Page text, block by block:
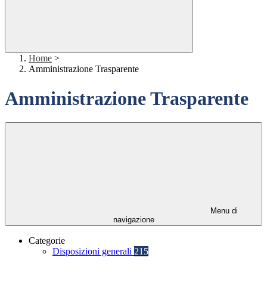
Home >
Amministrazione Trasparente
Amministrazione Trasparente
Menu di
navigazione
Categorie
Disposizioni generali 215